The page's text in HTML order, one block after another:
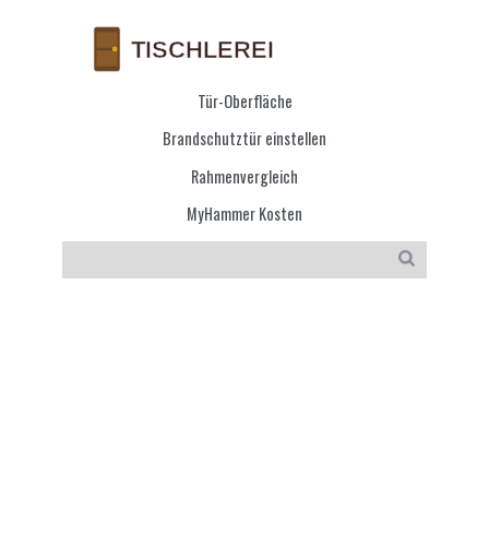
Tür-Oberfläche
Brandschutztür einstellen
Rahmenvergleich
MyHammer Kosten